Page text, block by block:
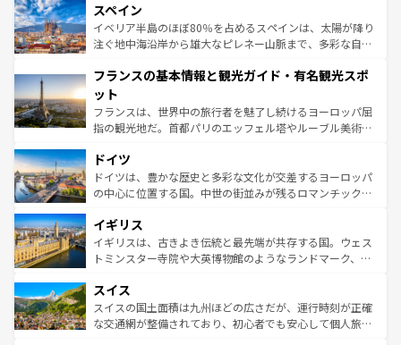
ろん、トスカーナの美しい田園風景やアマルフィ海岸の絶
景など、自然景観も見逃せない。観光の合間には、本場の
ピザやパスタなど、絶品のイタリア料理を堪能することも
ませてくれるイタリアで、忘れられない旅をしてみよう！
なお、新着のイタリア情報は
しい。
スペイン
イベリア半島のほぼ80％を占めるスペインは、太陽が降り
注ぐ地中海沿岸から雄大なピレネー山脈まで、多彩な自然
文化が根付くこの国では、情熱的なフラメンコ、熱気あふ
れる闘牛、そして美味しいタパスが生活の一部となってい
る。首都マドリードの洗練された雰囲気や、バルセロナの
アートに溢れた街角から、地方では古代ローマ遺跡や中世
せる。地方によって風土や気候が異なるスペインはその個
性で訪れる人を魅了する。 なお、新着のスペイン情報は コ
ンテンツ一覧を参照してほしい。
フランスの基本情報と観光ガイド・有名観光スポ
ット
フランスは、世界中の旅行者を魅了し続けるヨーロッパ屈
指の観光地だ。首都パリのエッフェル塔やルーブル美術館
で、幅広い魅力が詰まっている。華麗な宮殿、歴史的な大
聖堂、美しいビーチ、そして豊かな自然が、訪れる者を心
から魅了する。また、フランスは美食の国としても知ら
いる。シャンパンの発祥地であるランス、プロヴァンスの
香り高いラベンダー畑など、多彩な楽しみ方が可能だ。さ
らに、パリ以外の地域にも魅力が溢れており、どの街角に
れる地方に足を運ぶとそれぞれで全く異なる文化を体験で
きるだろう。 なお、新着のフランス情報はコンテンツ一覧
を参照してほしい。
ドイツ
ドイツは、豊かな歴史と多彩な文化が交差するヨーロッパ
の中心に位置する国。中世の街並みが残るロマンチック街
顔を持つこの国は、どこを歩いても飽きることがない。ベ
ルリンの文化的活気、バイエルン州のアルプスの絶景、そ
してライン川沿いのワイン畑といった風景は必見。ビール
は、お酒好きな人にはぜひ体験してほしい。 なお、新着の
ドイツ情報はコンテンツ一覧を参照してほしい。
イギリス
イギリスは、古きよき伝統と最先端が共存する国。ウェス
トミンスター寺院や大英博物館のようなランドマーク、歴
リアごとに異なる魅力がある。また、優雅なアフタヌーン
ティー、ビール好きにはたまらない英国パブ、サッカー観
戦など、本場だからこそできる体験も豊富。イギリスを旅
スイス
スイスの国土面積は九州ほどの広さだが、運行時刻が正確
な交通網が整備されており、初心者でも安心して個人旅行